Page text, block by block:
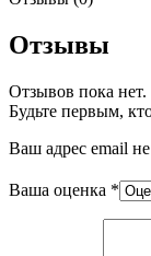
Отзывы
Отзывов пока нет.
Будьте первым,
Ваш адрес email
Ваша оценка *